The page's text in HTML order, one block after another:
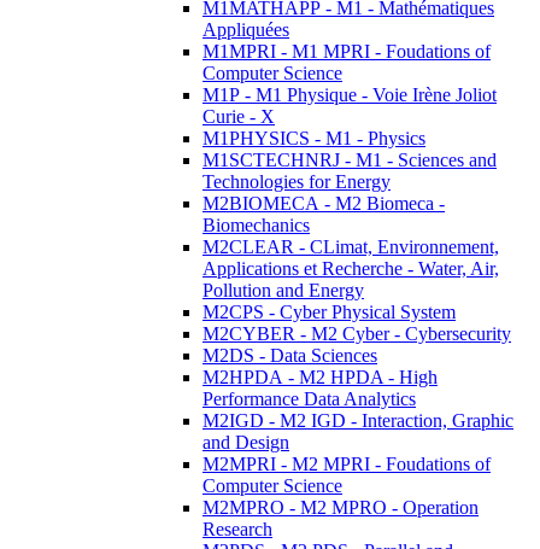
M1MATHAPP - M1 - Mathématiques
Appliquées
M1MPRI - M1 MPRI - Foudations of
Computer Science
M1P - M1 Physique - Voie Irène Joliot
Curie - X
M1PHYSICS - M1 - Physics
M1SCTECHNRJ - M1 - Sciences and
Technologies for Energy
M2BIOMECA - M2 Biomeca -
Biomechanics
M2CLEAR - CLimat, Environnement,
Applications et Recherche - Water, Air,
Pollution and Energy
M2CPS - Cyber Physical System
M2CYBER - M2 Cyber - Cybersecurity
M2DS - Data Sciences
M2HPDA - M2 HPDA - High
Performance Data Analytics
M2IGD - M2 IGD - Interaction, Graphic
and Design
M2MPRI - M2 MPRI - Foudations of
Computer Science
M2MPRO - M2 MPRO - Operation
Research